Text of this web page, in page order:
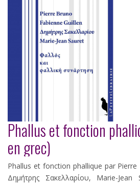
Phallus et fonction
en grec)
Phallus et fonction phallique par Pierre
Δημήτρης Σακελλαρίου, Marie-